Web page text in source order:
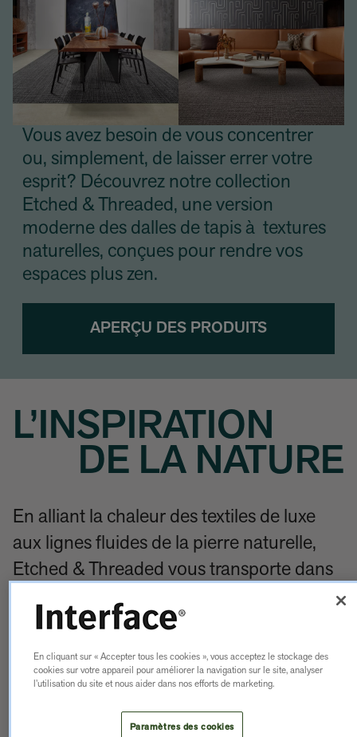
Vous avez besoin de vous concentrer
ou, simplement, de laisser errer votre
esprit? Découvrez notre collection
Etched & Threaded, une version
moderne des dalles de tapis à textures
naturelles, conçues pour rendre vos
espaces plus zen.
APERÇU DES PRODUITS
L’INSPIRATION
DE LA NATURE
En alliant la chaleur des textiles de luxe
aux lignes fluides de la pierre naturelle,
Etched & Threaded vous transporte dans
Avec un choix de sept dalles différentes
qui vous feront oublier toute agitation,
vous vous sentirez plus zen. Et avec une
En cliquant sur « Accepter tous les cookies », vous acceptez le stockage des
cookies sur votre appareil pour améliorer la navigation sur le site, analyser
l’utilisation du site et nous aider dans nos efforts de marketing.
Paramètres des cookies